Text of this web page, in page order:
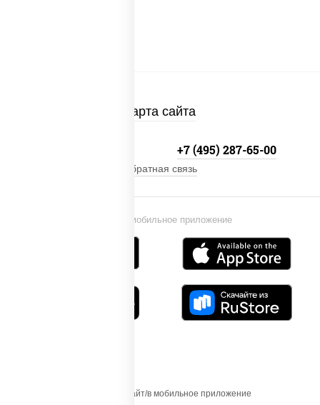
Карта сайта
Установи мобильное приложение
+7 (495) 287-65-00
Обратная связь
Осуществляя вход на этот Сайт/в мобильное приложение